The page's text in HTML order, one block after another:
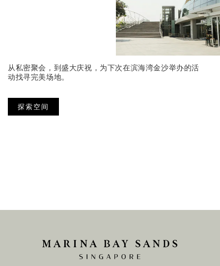
从私密聚会，到盛大庆祝，为下次在滨海湾金沙举办的活
动找寻完美场地。
探索空间